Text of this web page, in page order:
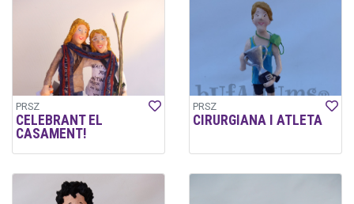
PRSZ
CELEBRANT EL
CASAMENT!
PRSZ
CIRURGIANA I ATLETA